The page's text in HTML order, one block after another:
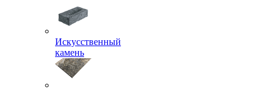
Искусственный
камень